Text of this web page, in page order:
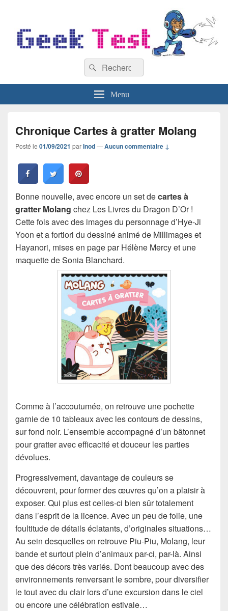
Recherche :
Rechercher
Menu
Chronique Cartes à gratter Molang
Posté le 01/09/2021 parInod—Aucun commentaire ↓
Bonne nouvelle, avec encore un set decartes à
gratter Molang chez Les Livres du Dragon D’Or !
Cette fois avec des images du personnage d’Hye-Ji
Yoon et a fortiori du dessiné animé de Millimages et
Hayanori, mises en page par Hélène Mercy et une
maquette de Sonia Blanchard.
Comme à l’accoutumée, on retrouve une pochette
garnie de 10 tableaux avec les contours de dessins,
sur fond noir. L’ensemble accompagné d’un bâtonnet
pour gratter avec efficacité et douceur les parties
dévolues.
Progressivement, davantage de couleurs se
découvrent, pour former des œuvres qu’on a plaisir à
exposer. Qui plus est celles-ci bien sûr totalement
dans l’esprit de la licence. Avec un peu de folie, une
foultitude de détails éclatants, d’originales situations…
Au sein desquelles on retrouve Piu-Piu, Molang, leur
bande et surtout plein d’animaux par-ci, par-là. Ainsi
que des décors très variés. Dont beaucoup avec des
environnements renversant le sombre, pour diversifier
le tout avec du clair lors d’une excursion dans le ciel
ou encore une célébration estivale…